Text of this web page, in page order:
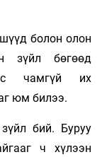
болон олон
зүйл бөгөөд
чамгүй их
юм билээ.
бий. Буруу
ч хүлээн